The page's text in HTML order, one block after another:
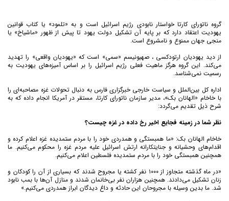
گروه ناتورای کارتا خواستار نابودی رژیم اسرائیل است و به «تلمود» یا کتاب قوانین
یهودیت اعتقاد دارد که بر پایه آن تشکیل دولت یهود تا پیش از ظهور «ماشیاخ» یا
منجی جهان ممنوع و نامشروع است.
از دید یهودیان ارتودکسی ، صهیونیسم «سمی» است که «یهودیان واقعی» را تهدید
می‌کند. این گروه هرگز ماهیت فعلی رژیم اسرائیل را بر اساس آمیزه‌های یهودیت به
رسمیت نمی‌شناسد.
اداره کل بین‌الملل و سیاست خارجی خبرگزاری فارس به دنبال تحولات غزه مصاحبه‌ای را
با خاخام «الهانان بک»، مدیر سازمان ناتورای کارتا، مستقر در آمریکا انجام داده که به
شرح ذیل تقدیم می‌گردد:
نظر شما در زمینه فجایع اخیر رخ داده در غزه چیست؟
خاخام الهانان بک: «ما همبستگی و همدردی خود را با مردم ستمدیده غزه اعلام کرده و
اقدام‌های وحشیانه و جنایتکارانه ارتش اسرائیل علیه مردم غزه را محکوم می‌کنیم. ما
همچنین همبستگی خود را با مردم ستمدیده فلسطین اعلام می‌کنیم.
«در ماه گذشته متجاوز از ۱۰۰۰ نفر کشته یا مجروح شدند که بسیاری از آن را کودکان و
زنان تشکیل می‌دادند. همچنین هزاران نفر بی‌خانمان شدند و منازل آن‌ها با بمب نابود
شد. ما بدین وسیله با مجروحان این حادثه و داغ دیدگان ابراز همدردی می‌کنیم.»